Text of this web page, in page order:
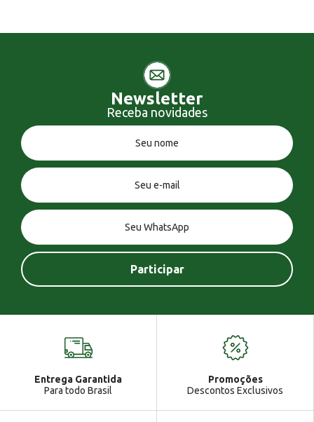
Newsletter
Receba novidades
Entrega Garantida
Para todo Brasil
Promoções
Descontos Exclusivos
Você tem uma mensagem!
Ga Atendimento
Gabrielle